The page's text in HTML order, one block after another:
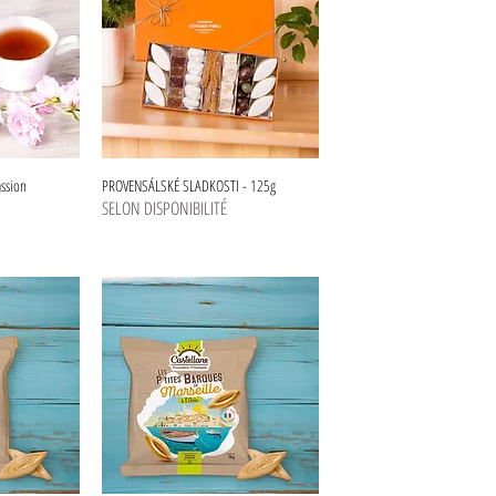
PROVENSÁLSKÉ SLADKOSTI - 125g
SELON DISPONIBILITÉ